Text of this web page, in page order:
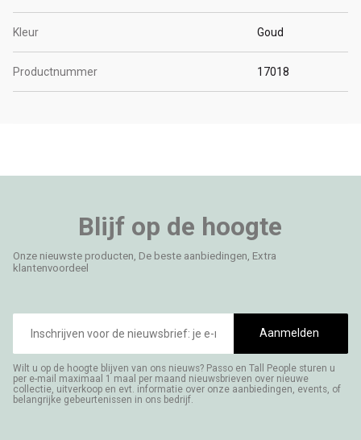
Kleur Goud
Productnummer 17018
Blijf op de hoogte
Onze nieuwste producten, De beste aanbiedingen, Extra
klantenvoordeel
mailadres
Aanmelden
Wilt u op de hoogte blijven van ons nieuws? Passo en Tall People sturen u
per e-mail maximaal 1 maal per maand nieuwsbrieven over nieuwe
collectie, uitverkoop en evt. informatie over onze aanbiedingen, events, of
belangrijke gebeurtenissen in ons bedrijf.